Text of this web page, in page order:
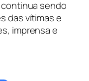
sendo
das vítimas e
imprensa e